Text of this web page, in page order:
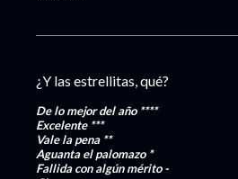
¿Y las estrellitas, qué?
De lo mejor del año ****
Excelente***
Vale la pena **
Aguanta el palomazo *
Fallida con algún mérito-